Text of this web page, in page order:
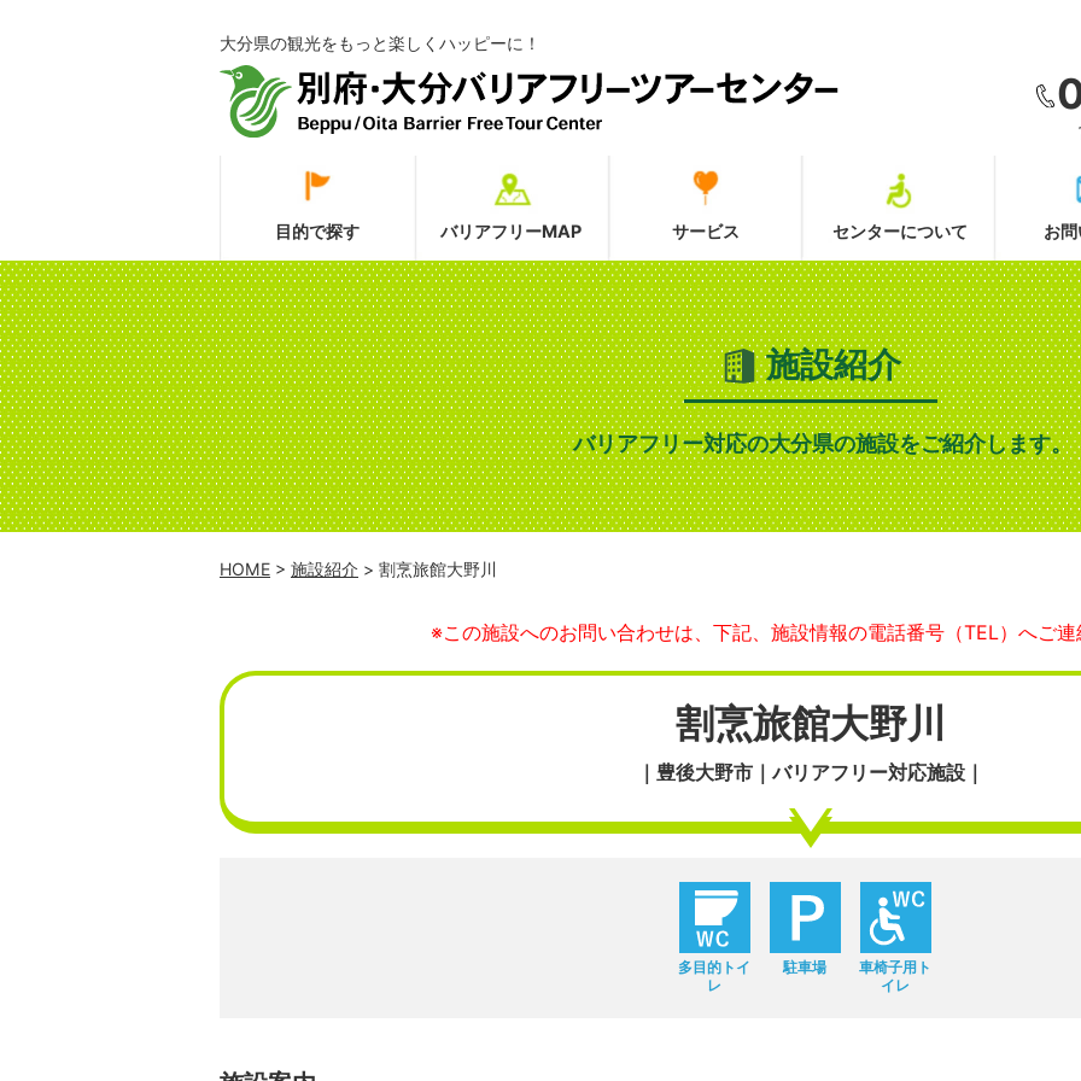
大分県の観光をもっと楽しくハッピーに！
目的で探す バリアフリーMAP サービス センターについて お
施設紹介
バリアフリー対応の大分県の施設をご紹介します。
HOME > 施設紹介 > 割烹旅館大野川
※この施設へのお問い合わせは、下記、施設情報の電話番号（TEL）へご連
割烹旅館大野川
｜豊後大野市｜バリアフリー対応施設｜
多目的トイ
レ
駐車場
車椅子用ト
イレ